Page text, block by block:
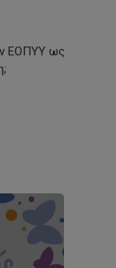
ΕΟΠΥΥ ως